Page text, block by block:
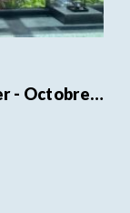
- Octobre…